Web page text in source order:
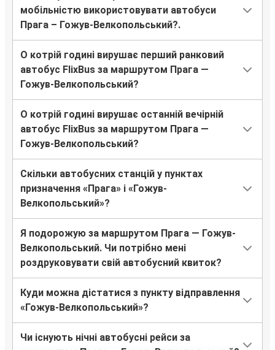
мобільністю використовувати автобуси
Прага – Гожув-Велкопольський?.
О котрій годині вирушає перший ранковий
автобус FlixBus за маршрутом Прага —
Гожув-Велкопольський?
О котрій годині вирушає останній вечірній
автобус FlixBus за маршрутом Прага —
Гожув-Велкопольський?
Скільки автобусних станцій у пунктах
призначення «Прага» і «Гожув-
Велкопольський»?
Я подорожую за маршрутом Прага — Гожув-
Велкопольський. Чи потрібно мені
роздруковувати свій автобусний квиток?
Куди можна дістатися з пункту відправлення
«Гожув-Велкопольський»?
Чи існують нічні автобусні рейси за